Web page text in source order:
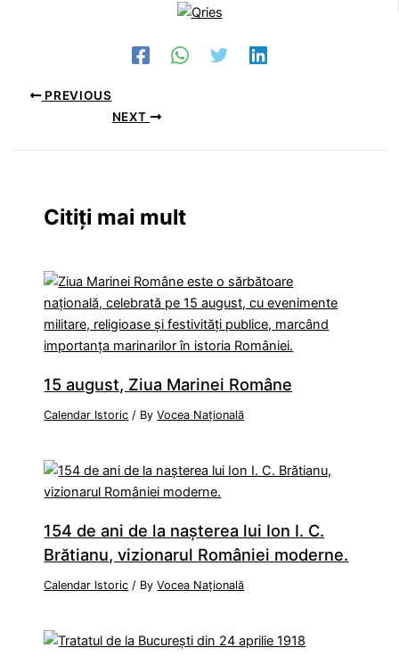
PREVIOUS
NEXT
Citiți mai mult
15 august, Ziua Marinei Române
Calendar Istoric / ByVocea Națională
154 de ani de la naşterea lui Ion I. C.
Brătianu, vizionarul României moderne.
Calendar Istoric / ByVocea Națională